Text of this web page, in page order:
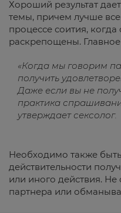
Хороший результат
темы, причем лучше
процессе соития,
раскрепощены. Главное
«Когда мы говорим
получить
Даже если вы не
практика
утверждает сексолог.
Необходимо также
действительности
или иного действия.
партнера или